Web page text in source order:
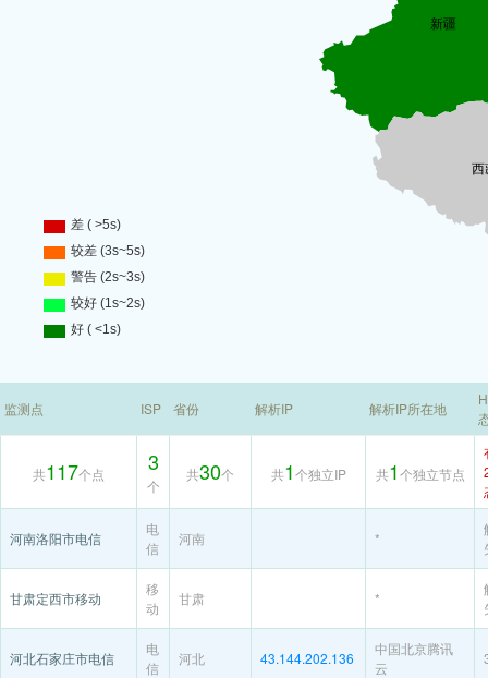
监测点 ISP 省份 解析IP 解析IP所在地
共117个点 3
个
共30个 共1个独立IP 共1个独立节点
河南洛阳市电信
电
信
河南 *
甘肃定西市移动
移
动
甘肃 *
河北石家庄市电信
电
信
河北 43.144.202.136
中国北京腾讯
云